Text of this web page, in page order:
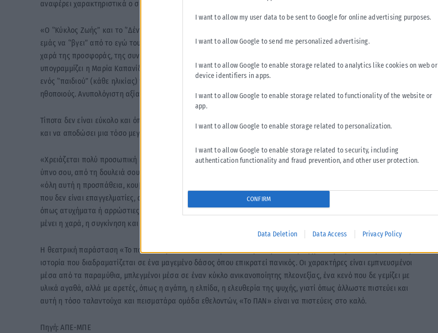
I want to allow my user data to be sent to Google for online advertising purposes.
I want to allow Google to send me personalized advertising.
I want to allow Google to enable storage related to analytics like cookies on web or
device identifiers in apps.
I want to allow Google to enable storage related to functionality of the website or
app.
I want to allow Google to enable storage related to personalization.
I want to allow Google to enable storage related to security, including
authentication functionality and fraud prevention, and other user protection.
CONFIRM
Data Deletion Data Access Privacy Policy
αναφέρει χαρακτηριστικά ο σκηνοθέτης του «Κύκλου Ζωής».
«Ο ‘’Κύκλος Ζωής” και το ‘’Δέντρο Ζωής”, αντίστοιχα για μένα είναι η ευκαιρία που μπορεί να έχει ο κάθε ένας από
εμάς να ‘’βγει” από το εγώ του, να σηκωθεί από τον καναπέ του, να εκπαιδεύσει βιωματικά την επόμενη γενιά στη
χαρά της προσφοράς, της συνύπαρξης, της ελπίδας και συνάμα της πίστης ότι όλα μπορούν να γίνουν»,
υπογραμμίζει η Μαρία Καπανίδου μέλος της ομάδας και προσθέτει: «Νομίζω η μεγαλύτερη ευτυχία είναι η εικόνα
ενός ‘’παιδιού” (κάθε ηλικίας) που λαμβάνει ένα δώρο ή που ανεβαίνει στη σκηνή να φωτογραφηθεί με τους
ηθοποιούς. Ανυπολόγιστη αξία και κινητήριος δύναμη».
Τίποτα δεν είναι εύκολο και όπως εκμυστηρεύονται οι εθελοντές χρειάζεται μεγάλη προσπάθεια για να συντονιστεί
και να αποδώσει μια τόσο μεγάλη εθελοντική ερασιτεχνική ομάδα.
«Χρειάζεται πολύ προσωπική εργασία και ώρες δουλειάς, ώρες που τις στερείς από την οικογένειά σου, από τον
ύπνο σου, από τη δουλειά σου πέρα από κάθε λογική κάποιες φορές», σημειώνει η κα Καπανίδου και εξηγεί πως,
«όλη αυτή η προσπάθεια, κουβαλάει μεγαλύτερες αγωνίες όταν πρέπει να συνυπάρξουν στη σκηνή τόσοι άνθρωποι
που δεν είναι επαγγελματίες, αλλά θέλουν να φέρουν ένα ‘’επαγγελματικό” αποτέλεσμα, όταν υπάρχουν απρόοπτα
όπως ατυχήματα ή αρρώστιες χωρίς να υπάρχουν εύκολοι τρόποι κάλυψης των θέσεων. Πάντα όμως στο τέλος
μένει η χαρά, η συγκίνηση και η περηφάνεια που είσαι κομμάτι αυτού του όμορφου ταξιδιού».
Η θεατρική παράσταση «Το παν» θεωρείται ενδεικτική του πνεύματος που κυριαρχεί στην ομάδα. Παρουσιάζει μια
ιστορία που διαδραματίζεται σε ένα μαγεμένο δάσος όπου επικρατεί πανικός. Οι χαρακτήρες είναι εμπνευσμένοι
μέσα από τα παραμύθια, μπλεγμένοι μέσα σε έναν κύκλο ανικανοποίητης πλεονεξίας, ένα κενό που δε γεμίζει με
υλικά αγαθά, αλλά με αρετές, όπως η αγάπη, η ελπίδα, η ελευθερία της ψυχής, γιατί όπως άλλωστε πιστεύει και
αυτή η τόσο ταλαντούχα και πεισματάρα ομάδα εθελοντών, «Το ΠΑΝ» είναι να πιστεύεις στο καλό.
Πηγή: ΑΠΕ-ΜΠΕ